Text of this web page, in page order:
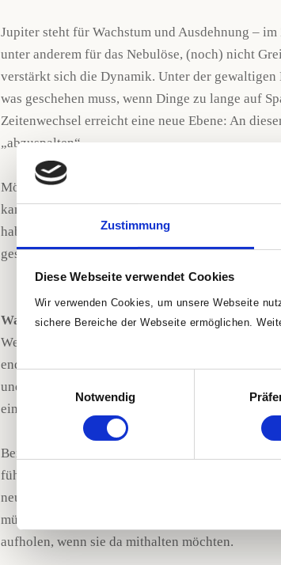
Zustimmung
Diese Webseite verwendet Cookies
Wir verwenden Cookies, um unsere Webseite
sichere Bereiche der Webseite ermöglichen.
Notwendig
Jupiter steht für Wachstum und Ausdehnung –
unter anderem für das Nebulöse, (noch) nicht
verstärkt sich die Dynamik. Unter der
was geschehen muss, wenn Dinge zu lange auf
Zeitenwechsel erreicht eine neue Ebene: An
„abzuspalten“.
Möglicherweise machen diese Ausführungen
kannst es Dir vielleicht gut anhand einer
habe die Wahl, ob ich nach vorn schaue und der
gestalte, oder, ob ich am alten festhalte und mir
Warum ist an diesem Tag eine Entscheidung
Weil eine Konjunktion immer bedeutet, „einen
endgültig abschließen (können) – und zwar
und der Tag ein regelrechter Meilenstein. Wir
einen sachten Übergang wünschen.
Bei all dem fühle ich mich wie auf einer dieser
führen. Vielleicht kennst Du das Gefühl, wenn
neuen Zeit an. Da gibt’s dann auch kein zurück.
mühsam ist es für all jene, die nicht auf das
aufholen, wenn sie da mithalten möchten.